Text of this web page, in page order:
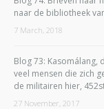
naar de bibliotheek
7 March, 2018
Blog 73: Kasomálang,
veel mensen die zich
de militairen hier,
27 November, 2017